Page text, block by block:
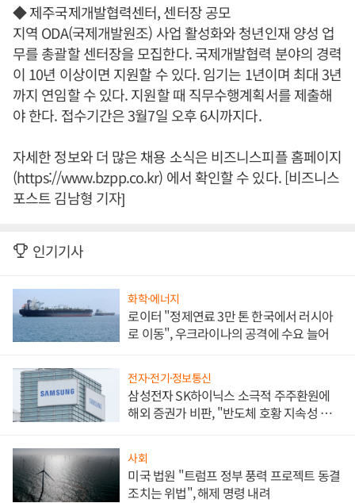
◆ 제주국제개발협력센터, 센터장 공모
지역 ODA(국제개발원조) 사업 활성화와 청년인재 양성 업
무를 총괄할 센터장을 모집한다. 국제개발협력 분야의 경력
이 10년 이상이면 지원할 수 있다. 임기는 1년이며 최대 3년
까지 연임할 수 있다. 지원할 때 직무수행계획서를 제출해
야 한다. 접수기간은 3월7일 오후 6시까지다.
자세한 정보와 더 많은 채용 소식은 비즈니스피플 홈페이지
(https://www.bzpp.co.kr) 에서 확인할 수 있다. [비즈니스
포스트 김남형 기자]
인기기사
화학·에너지
로이터 "정제연료 3만 톤 한국에서 러시아
로 이동", 우크라이나의 공격에 수요 늘어
전자·전기·정보통신
삼성전자 SK하이닉스 소극적 주주환원에
해외 증권가 비판, "반도체 호황 지속성 의
사회
미국 법원 "트럼프 정부 풍력 프로젝트 동결
조치는 위법", 해제 명령 내려